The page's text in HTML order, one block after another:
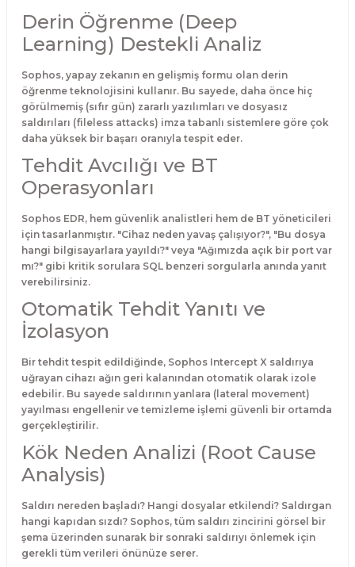
Derin Öğrenme (Deep
Learning) Destekli Analiz
Sophos, yapay zekanın en gelişmiş formu olan derin
öğrenme teknolojisini kullanır. Bu sayede, daha önce hiç
görülmemiş (sıfır gün) zararlı yazılımları ve dosyasız
saldırıları (fileless attacks) imza tabanlı sistemlere göre çok
daha yüksek bir başarı oranıyla tespit eder.
Tehdit Avcılığı ve BT
Operasyonları
Sophos EDR, hem güvenlik analistleri hem de BT yöneticileri
için tasarlanmıştır. "Cihaz neden yavaş çalışıyor?", "Bu dosya
hangi bilgisayarlara yayıldı?" veya "Ağımızda açık bir port var
mı?" gibi kritik sorulara SQL benzeri sorgularla anında yanıt
verebilirsiniz.
Otomatik Tehdit Yanıtı ve
İzolasyon
Bir tehdit tespit edildiğinde, Sophos Intercept X saldırıya
uğrayan cihazı ağın geri kalanından otomatik olarak izole
edebilir. Bu sayede saldırının yanlara (lateral movement)
yayılması engellenir ve temizleme işlemi güvenli bir ortamda
gerçekleştirilir.
Kök Neden Analizi (Root Cause
Analysis)
Saldırı nereden başladı? Hangi dosyalar etkilendi? Saldırgan
hangi kapıdan sızdı? Sophos, tüm saldırı zincirini görsel bir
şema üzerinden sunarak bir sonraki saldırıyı önlemek için
gerekli tüm verileri önünüze serer.